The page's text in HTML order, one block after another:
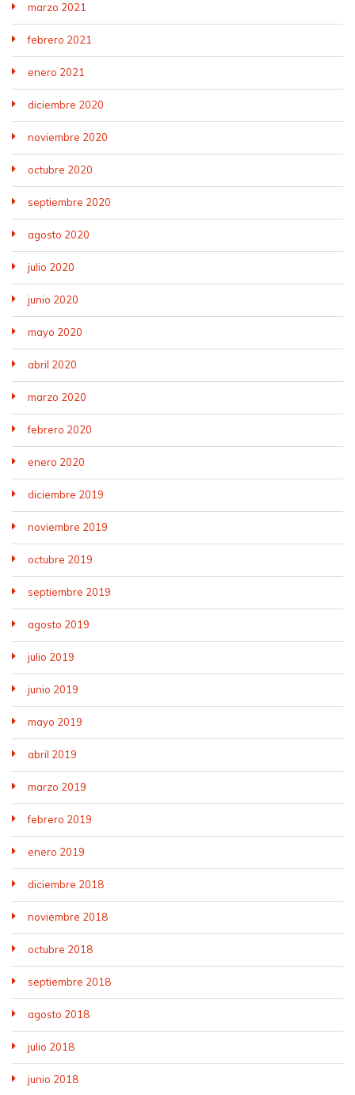
marzo 2021
febrero 2021
enero 2021
diciembre 2020
noviembre 2020
octubre 2020
septiembre 2020
agosto 2020
julio 2020
junio 2020
mayo 2020
abril 2020
marzo 2020
febrero 2020
enero 2020
diciembre 2019
noviembre 2019
octubre 2019
septiembre 2019
agosto 2019
julio 2019
junio 2019
mayo 2019
abril 2019
marzo 2019
febrero 2019
enero 2019
diciembre 2018
noviembre 2018
octubre 2018
septiembre 2018
agosto 2018
julio 2018
junio 2018